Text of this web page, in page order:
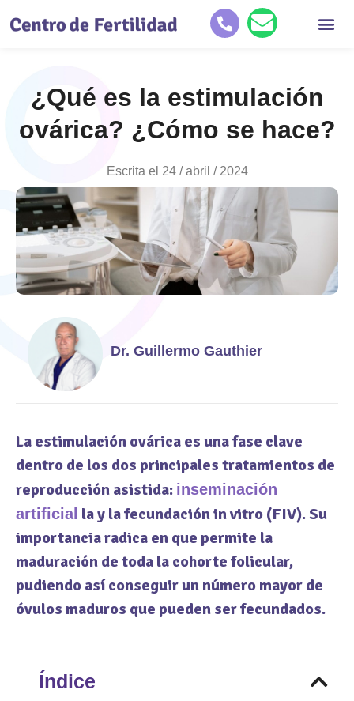
¿Qué es la estimulación
ovárica? ¿Cómo se hace?
Escrita el 24 / abril / 2024
Dr. Guillermo Gauthier
La estimulación ovárica es una fase clave
dentro de los dos principales tratamientos de
reproducción asistida: inseminación
artificial la y la fecundación in vitro (FIV). Su
importancia radica en que permite la
maduración de toda la cohorte folicular,
pudiendo así conseguir un número mayor de
óvulos maduros que pueden ser fecundados.
Índice